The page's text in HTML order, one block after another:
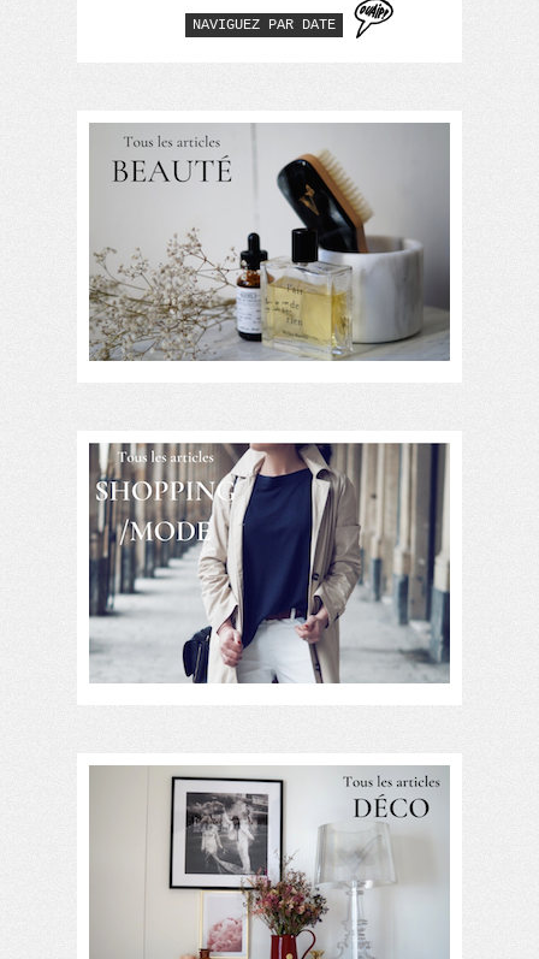
NAVIGUEZ PAR DATE